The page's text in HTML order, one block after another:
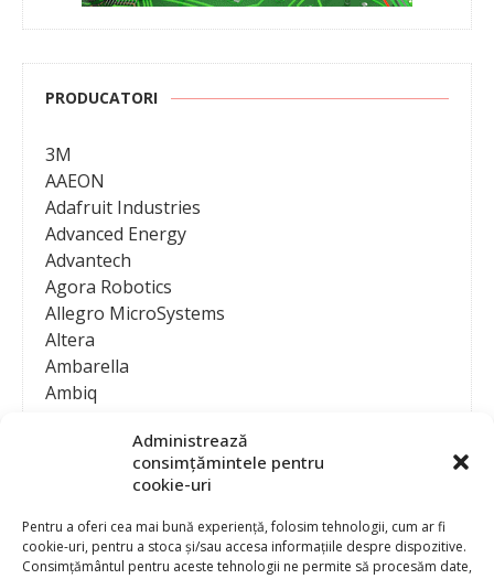
Administrează
consimțămintele pentru
cookie-uri
Pentru a oferi cea mai bună experiență, folosim tehnologii, cum ar fi
cookie-uri, pentru a stoca și/sau accesa informațiile despre dispozitive.
Consimțământul pentru aceste tehnologii ne permite să procesăm date,
PRODUCATORI
3M
AAEON
Adafruit Industries
Advanced Energy
Advantech
Agora Robotics
Allegro MicroSystems
Altera
Ambarella
Ambiq
Analog Devices
Anritsu Corporation
Ansys
APS